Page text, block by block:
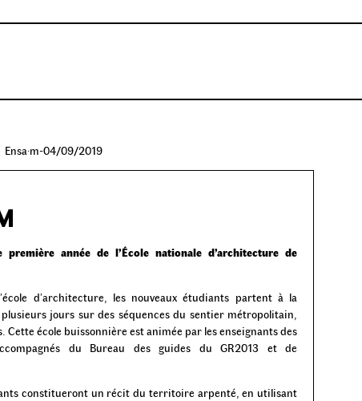
Ensa·m-04/09/2019
première année de l’École nationale d’architecture de
d’architecture, les nouveaux étudiants partent à la
jours sur des séquences du sentier métropolitain,
Cette école buissonnière est animée par les enseignants des
du Bureau des guides du GR2013 et de
constitueront un récit du territoire arpenté, en utilisant